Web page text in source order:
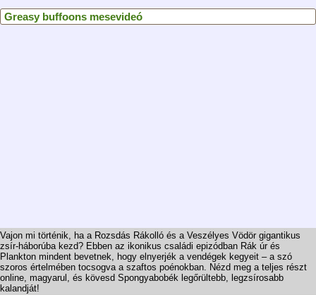
Greasy buffoons mesevideó
Vajon mi történik, ha a Rozsdás Rákolló és a Veszélyes Vödör gigantikus
zsír-háborúba kezd? Ebben az ikonikus családi epizódban Rák úr és
Plankton mindent bevetnek, hogy elnyerjék a vendégek kegyeit – a szó
szoros értelmében tocsogva a szaftos poénokban. Nézd meg a teljes részt
online, magyarul, és kövesd Spongyabobék legőrültebb, legzsírosabb
kalandját!